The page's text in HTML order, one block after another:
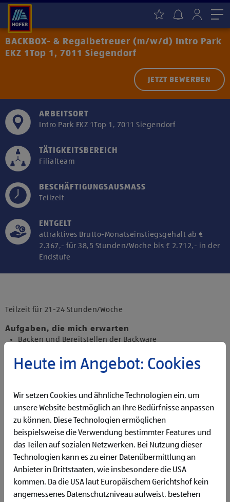
BACKBOX- & Regalbetreuer (m/w/d) Intro Park
EKZ 1Top 1, 7011 Siegendorf
JETZT BEWERBEN
ARBEITSORT
Intro Park EKZ 1Top 1, 7011 Siegendorf
TÄTIGKEITSBEREICH
Filialteam
BESCHÄFTIGUNGSAUSMASS
Teilzeit
ENTGELT
attraktives Brutto-Monatseinstiegsgehalt ab €
2.367,- für 38,5 Stunden/Woche bis € 2.712,- in der
Endstufe
Drittanbietern zu, um diesen Inhalt
Teilzeit für 21-24 Stunden/Woche
Aufgaben, die mich erwarten
Backen und Bereitstellen der Backware
Präsentieren von Obst und Gemüse sowie Durchführen
von Qualitätskontrollen
Reinigen der Filiale
Betreuen der Pfandrückgabeautomaten
Qualifikationen, die ich mitbringe
Flexibilität für Früh- und Spätdienste (Montag bis
Begeisterung im Handel zu arbeiten und den
Unternehmenserfolg mitzugestalten
Freude an der Arbeit im Team für ein motiviertes
Miteinander
Heute im Angebot: Cookies
Wir setzen Cookies und ähnliche Technologien ein, um
unsere Website bestmöglich an Ihre Bedürfnisse anpassen
zu können. Diese Technologien ermöglichen
beispielsweise die Verwendung bestimmter Features und
das Teilen auf sozialen Netzwerken. Bei Nutzung dieser
Technologien kann es zu einer Datenübermittlung an
Anbieter in Drittstaaten, wie insbesondere die USA
kommen. Da die USA laut Europäischem Gerichtshof kein
angemessenes Datenschutzniveau aufweist, bestehen